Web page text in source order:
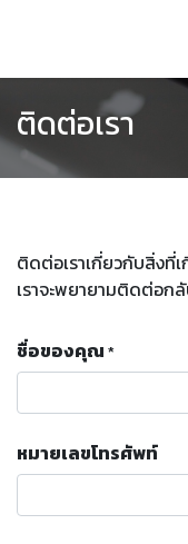
ติดต่อเรา
ติดต่อเราเกี่ยวกับสิ่งที่
เราจะพยายามติดต่อก
ชื่อของคุณ *
หมายเลขโทรศัพท์